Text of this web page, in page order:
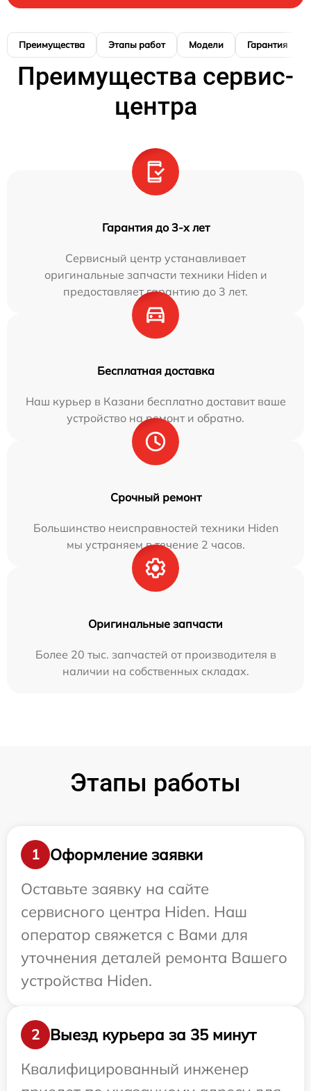
Преимущества Этапы работ Модели Гарантия
Преимущества сервис-
центра
Гарантия до 3-х лет
Сервисный центр устанавливает
оригинальные запчасти техники Hiden и
предоставляет гарантию до 3 лет.
Бесплатная доставка
Наш курьер в Казани бесплатно доставит ваше
устройство на ремонт и обратно.
Срочный ремонт
Большинство неисправностей техники Hiden
мы устраняем в течение 2 часов.
Оригинальные запчасти
Более 20 тыс. запчастей от производителя в
наличии на собственных складах.
Этапы работы
1
Оформление заявки
Оставьте заявку на сайте
сервисного центра Hiden. Наш
оператор свяжется с Вами для
уточнения деталей ремонта Вашего
устройства Hiden.
2
Выезд курьера за 35 минут
Квалифицированный инженер